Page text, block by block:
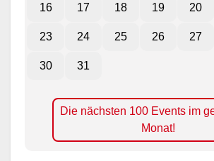
16 17 18 19 20
23 24 25 26 27
30 31
Die nächsten 100 Events im
Monat!